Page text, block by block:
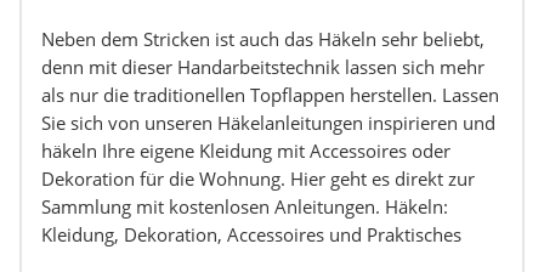
Neben dem Stricken ist auch das Häkeln sehr beliebt,
denn mit dieser Handarbeitstechnik lassen sich mehr
als nur die traditionellen Topflappen herstellen. Lassen
Sie sich von unseren Häkelanleitungen inspirieren und
häkeln Ihre eigene Kleidung mit Accessoires oder
Dekoration für die Wohnung. Hier geht es direkt zur
Sammlung mit kostenlosen Anleitungen. Häkeln:
Kleidung, Dekoration, Accessoires und Praktisches